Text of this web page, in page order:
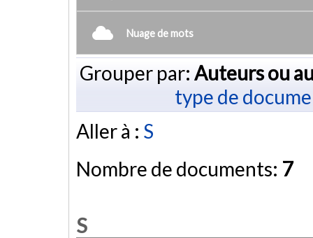
Nuage de mots
Grouper par: Auteurs ou
type de
Aller à : S
Nombre de documents: 7
S